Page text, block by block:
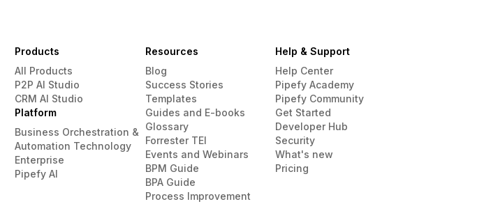
Products
All Products
P2P AI Studio
CRM AI Studio
Platform
Business Orchestration &
Automation Technology
Enterprise
Pipefy AI
Resources
Blog
Success Stories
Templates
Guides and E-books
Glossary
Forrester TEI
Events and Webinars
BPM Guide
BPA Guide
Process Improvement
Help & Support
Help Center
Pipefy Academy
Pipefy Community
Get Started
Developer Hub
Security
What's new
Pricing